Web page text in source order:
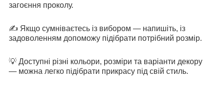
загоєння проколу.
✍️ Якщо сумніваєтесь із вибором — напишіть, із
задоволенням допоможу підібрати потрібний розмір.
💡 Доступні різні кольори, розміри та варіанти декору
— можна легко підібрати прикрасу під свій стиль.